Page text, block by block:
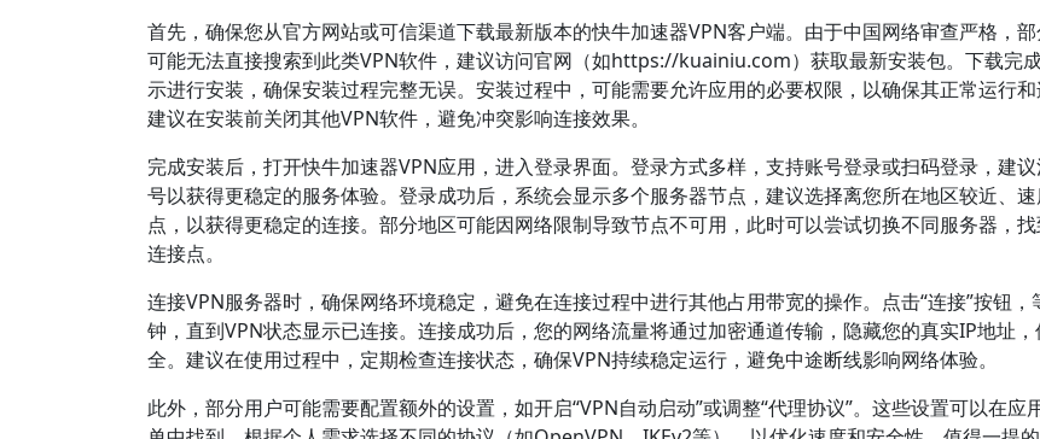
首先，确保您从官方网站或可信渠道下载最新版本的快牛加速器VPN客户端。由于中国网络审查严格，
可能无法直接搜索到此类VPN软件，建议访问官网（如https://kuainiu.com）获取最新安装包。下载完
示进行安装，确保安装过程完整无误。安装过程中，可能需要允许应用的必要权限，以确保其正常运行和
建议在安装前关闭其他VPN软件，避免冲突影响连接效果。
完成安装后，打开快牛加速器VPN应用，进入登录界面。登录方式多样，支持账号登录或扫码登录，建
号以获得更稳定的服务体验。登录成功后，系统会显示多个服务器节点，建议选择离您所在地区较近、
点，以获得更稳定的连接。部分地区可能因网络限制导致节点不可用，此时可以尝试切换不同服务器，
连接点。
连接VPN服务器时，确保网络环境稳定，避免在连接过程中进行其他占用带宽的操作。点击“连接”按钮，
钟，直到VPN状态显示已连接。连接成功后，您的网络流量将通过加密通道传输，隐藏您的真实IP地址
全。建议在使用过程中，定期检查连接状态，确保VPN持续稳定运行，避免中途断线影响网络体验。
此外，部分用户可能需要配置额外的设置，如开启“VPN自动启动”或调整“代理协议”。这些设置可以在应